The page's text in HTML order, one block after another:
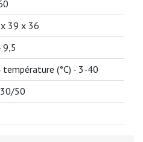
39 x 36
9,5
(°C) - 3-40
50